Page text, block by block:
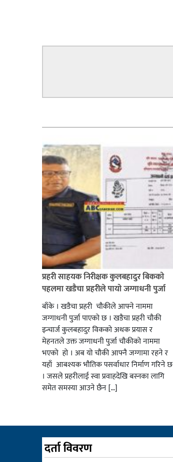
प्रहरी साहयक निरीक्षक कुलबहादुर बिककाे
पहलमा खडैचा प्रहरीले पायाे जग्गाधनी पुर्जा
बाँके । खडैचा प्रहरी चाैकीले आफ्ने नाममा
जग्गाधनी पुर्जा पाएकाे छ । खडैचा प्रहरी चाैकी
इन्चार्ज कुलबहादुर विककाे अथक प्रयास र
मेहनतले उक्त जग्गाधनी पुर्जा चाैकीकाे नाममा
भएको हाे । अब याे चाैकी आफ्नै जग्गामा रहने र
यहाँ आबश्यक भाैतिक पसर्वाधार निर्माण गरिने छ
। जसले प्रहरीलाई स्वा प्रवाहदेखि बस्नका लागि
समेत समस्या आउने छैन […]
दर्ता विवरण